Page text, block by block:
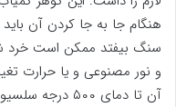
هنگام جا به جا کردن آن
سنگ بیفتد ممکن است خرد
و نور مصنوعی و یا حرارت
آن تا دمای